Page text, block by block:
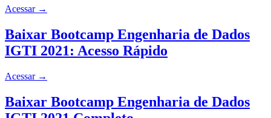
Acessar →
Baixar Bootcamp Engenharia de Dados
IGTI 2021: Acesso Rápido
Acessar →
Baixar Bootcamp Engenharia de Dados